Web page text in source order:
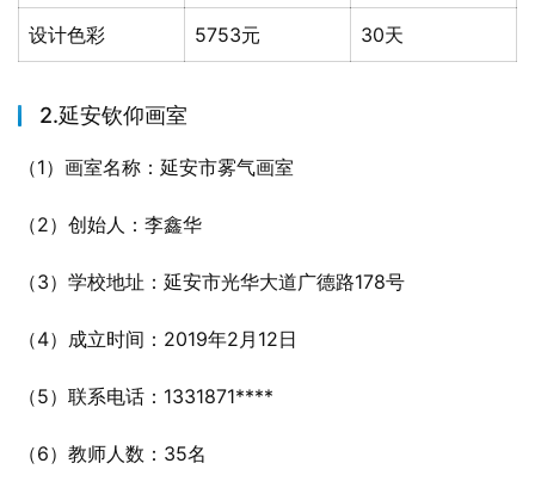
设计色彩 5753元 30天
2.延安钦仰画室
（1）画室名称：延安市雾气画室
（2）创始人：李鑫华
（3）学校地址：延安市光华大道广德路178号
（4）成立时间：2019年2月12日
（5）联系电话：1331871****
（6）教师人数：35名